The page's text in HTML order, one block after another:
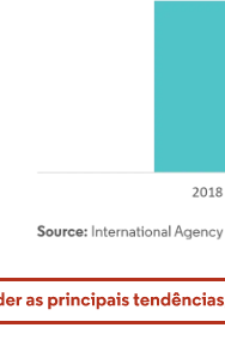
O reuso requer atribuição